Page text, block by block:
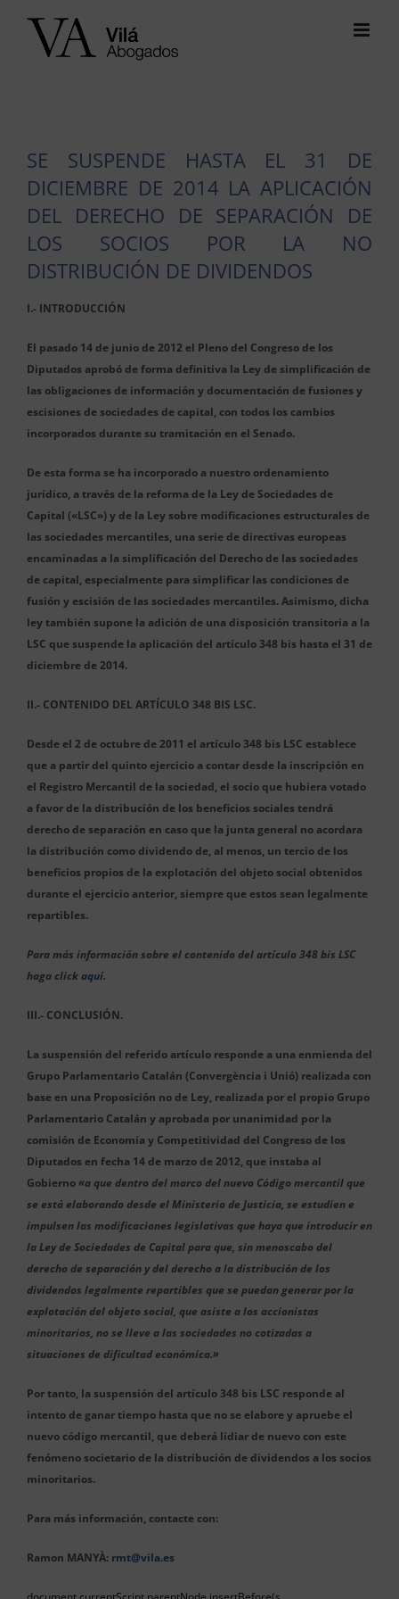
Saltar
SE SUSPENDE HASTA EL 31 DE
DICIEMBRE DE 2014 LA APLICACIÓN
DEL DERECHO DE SEPARACIÓN DE
LOS SOCIOS POR LA NO
DISTRIBUCIÓN DE DIVIDENDOS
I.- INTRODUCCIÓN
El pasado 14 de junio de 2012 el Pleno del Congreso de los
Diputados aprobó de forma definitiva la Ley de simplificación de
las obligaciones de información y documentación de fusiones y
escisiones de sociedades de capital, con todos los cambios
incorporados durante su tramitación en el Senado.
De esta forma se ha incorporado a nuestro ordenamiento
jurídico, a través de la reforma de la Ley de Sociedades de
Capital («LSC») y de la Ley sobre modificaciones estructurales de
las sociedades mercantiles, una serie de directivas europeas
encaminadas a la simplificación del Derecho de las sociedades
de capital, especialmente para simplificar las condiciones de
fusión y escisión de las sociedades mercantiles. Asimismo, dicha
ley también supone la adición de una disposición transitoria a la
LSC que suspende la aplicación del artículo 348 bis hasta el 31 de
diciembre de 2014.
II.- CONTENIDO DEL ARTÍCULO 348 BIS LSC.
Desde el 2 de octubre de 2011 el artículo 348 bis LSC establece
que a partir del quinto ejercicio a contar desde la inscripción en
el Registro Mercantil de la sociedad, el socio que hubiera votado
a favor de la distribución de los beneficios sociales tendrá
derecho de separación en caso que la junta general no acordara
la distribución como dividendo de, al menos, un tercio de los
beneficios propios de la explotación del objeto social obtenidos
durante el ejercicio anterior, siempre que estos sean legalmente
repartibles.
Para más información sobre el contenido del artículo 348 bis LSC
haga clickaquí.
III.- CONCLUSIÓN.
La suspensión del referido artículo responde a una enmienda del
Grupo Parlamentario Catalán (Convergència i Unió) realizada con
base en una Proposición no de Ley, realizada por el propio Grupo
Parlamentario Catalán y aprobada por unanimidad por la
comisión de Economía y Competitividad del Congreso de los
Diputados en fecha 14 de marzo de 2012, que instaba al
Gobierno «a que dentro del marco del nuevo Código mercantil que
se está elaborando desde el Ministerio de Justicia, se estudien e
impulsen las modificaciones legislativas que haya que introducir en
la Ley de Sociedades de Capital para que, sin menoscabo del
derecho de separación y del derecho a la distribución de los
dividendos legalmente repartibles que se puedan generar por la
explotación del objeto social, que asiste a los accionistas
minoritarios, no se lleve a las sociedades no cotizadas a
situaciones de dificultad económica.»
Por tanto, la suspensión del artículo 348 bis LSC responde al
intento de ganar tiempo hasta que no se elabore y apruebe el
nuevo código mercantil, que deberá lidiar de nuevo con este
fenómeno societario de la distribución de dividendos a los socios
minoritarios.
Para más información, contacte con:
Ramon MANYÀ: rmt@vila.es